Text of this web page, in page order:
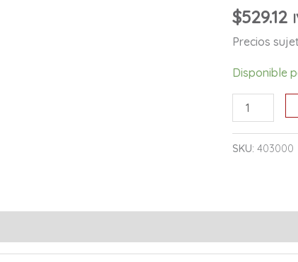
$529.12
Precios
Disponible
SKU:403000